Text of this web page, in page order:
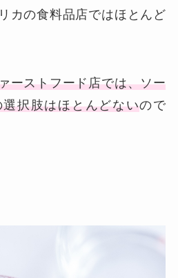
カの食料品店ではほとんど
ーストフード店では、ソー
択肢はほとんどないので